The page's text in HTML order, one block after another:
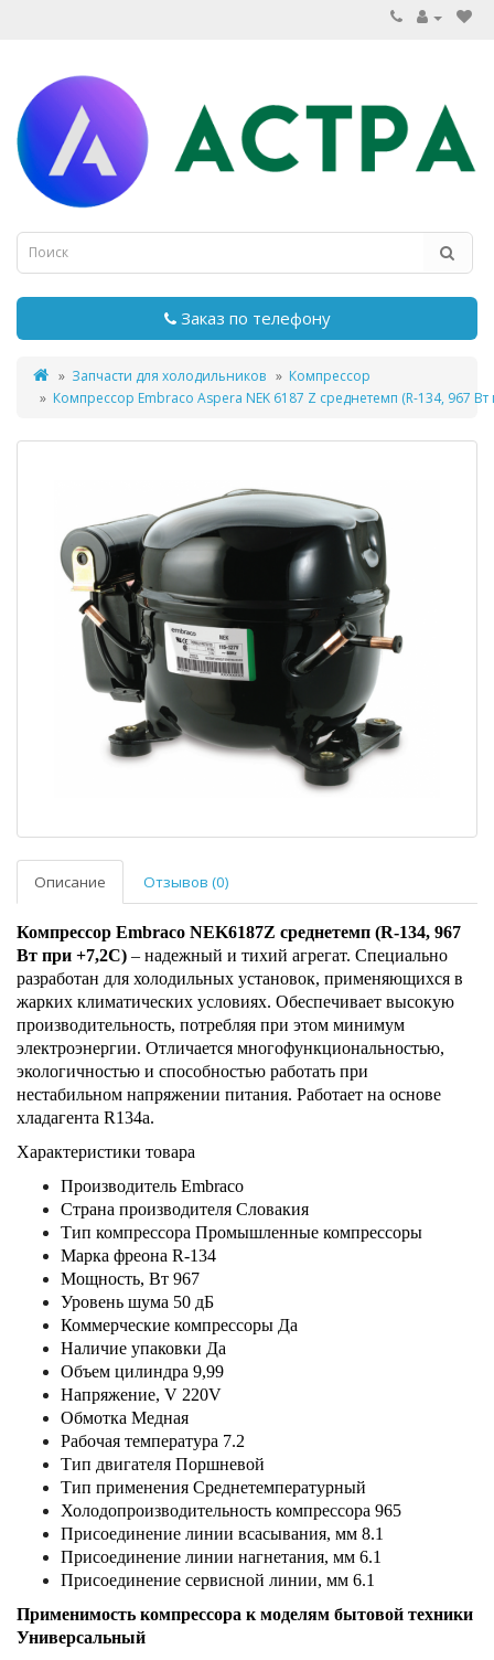
Заказ по телефону
Запчасти для холодильников
Компрессор
Компрессор Embraco Aspera NEK 6187 Z среднетемп (R-134, 967 Вт
Описание Отзывов (0)
Компрессор Embraco NEK6187Z среднетемп (R-134, 967
Вт при +7,2С) – надежный и тихий агрегат. Специально
разработан для холодильных установок, применяющихся в
жарких климатических условиях. Обеспечивает высокую
производительность, потребляя при этом минимум
электроэнергии. Отличается многофункциональностью,
экологичностью и способностью работать при
нестабильном напряжении питания. Работает на основе
хладагента R134a.
Характеристики товара
Производитель Embraco
Страна производителя Словакия
Тип компрессора Промышленные компрессоры
Марка фреона R-134
Мощность, Вт 967
Уровень шума 50 дБ
Коммерческие компрессоры Да
Наличие упаковки Да
Объем цилиндра 9,99
Напряжение, V 220V
Обмотка Медная
Рабочая температура 7.2
Тип двигателя Поршневой
Тип применения Среднетемпературный
Холодопроизводительность компрессора 965
Присоединение линии всасывания, мм 8.1
Присоединение линии нагнетания, мм 6.1
Присоединение сервисной линии, мм 6.1
Применимость компрессора к моделям бытовой техники
Универсальный